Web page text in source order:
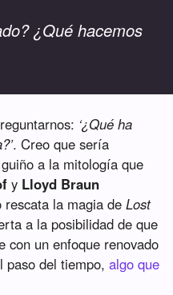
¿Qué hacemos
‘¿Qué ha
. Creo que sería
a la mitología que
y Lloyd Braun
rescata la magia deLost
a la posibilidad de que
con un enfoque renovado
paso del tiempo,algo que